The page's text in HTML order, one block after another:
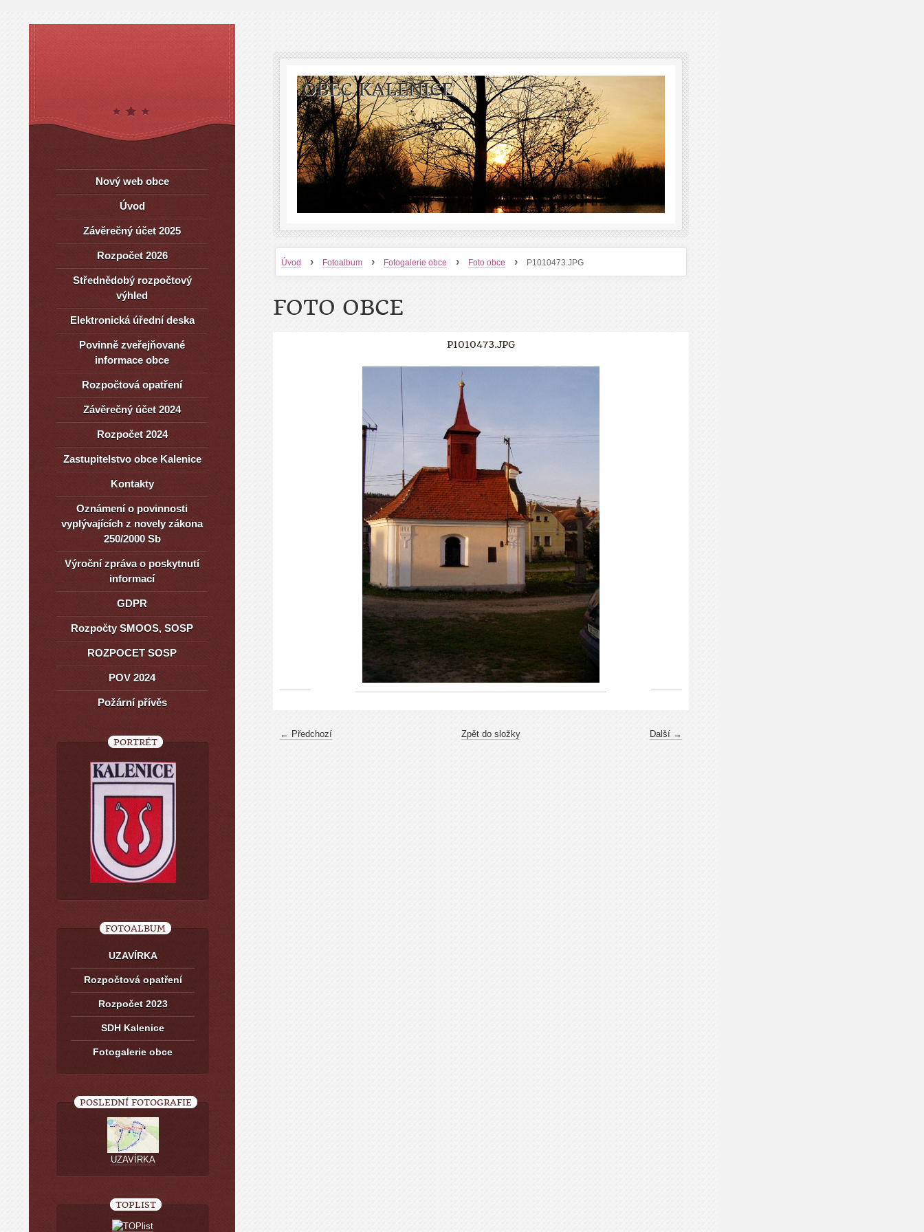
OBEC KALENICE
Úvod › Fotoalbum › Fotogalerie obce › Foto obce › P1010473.JPG
FOTO OBCE
P1010473.JPG
← Předchozí Další →
Zpět do složky
Nový web obce
Úvod
Závěrečný účet 2025
Rozpočet 2026
Střednědobý rozpočtový
výhled
Elektronická úřední deska
Povinně zveřejňované
informace obce
Rozpočtová opatření
Závěrečný účet 2024
Rozpočet 2024
Zastupitelstvo obce Kalenice
Kontakty
Oznámení o povinnosti
vyplývajících z novely zákona
250/2000 Sb
Výroční zpráva o poskytnutí
informací
GDPR
Rozpočty SMOOS, SOSP
ROZPOCET SOSP
POV 2024
Požární přívěs
PORTRÉT
FOTOALBUM
UZAVÍRKA
Rozpočtová opatření
Rozpočet 2023
SDH Kalenice
Fotogalerie obce
POSLEDNÍ FOTOGRAFIE
UZAVÍRKA
TOPLIST